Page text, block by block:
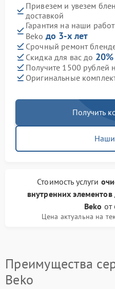
Привезем и увезем
доставкой
Гарантия на наши
Beko до 3-х лет
Срочный ремонт
Скидка для вас до 20%
Получите 1500 рублей
Оригинальные
Получить
Стоимость услуги
внутренних элементов
Beko от
Цена актуальна на
Преимущества
Beko